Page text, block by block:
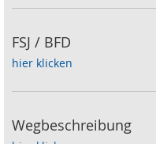
FSJ / BFD
hier klicken
Wegbeschreibung